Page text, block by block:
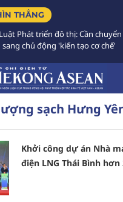
THẲNG
Phát triển đô thị: Cần
sang chủ động 'kiến tạo cơ chế'
sạch Hưng
Khởi công dự án Nhà
điện LNG Thái Bình hơn